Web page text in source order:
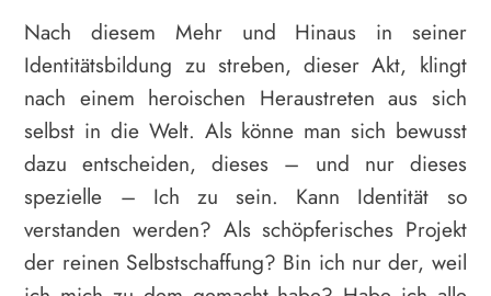
Nach diesem Mehr und Hinaus in seiner
Identitätsbildung zu streben, dieser Akt, klingt
nach einem heroischen Heraustreten aus sich
selbst in die Welt. Als könne man sich bewusst
dazu entscheiden, dieses – und nur dieses
spezielle – Ich zu sein. Kann Identität so
verstanden werden? Als schöpferisches Projekt
der reinen Selbstschaffung? Bin ich nur der, weil